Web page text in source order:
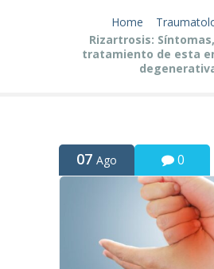
Home
Rizartrosis:
tratamiento de esta
07 Ago 0